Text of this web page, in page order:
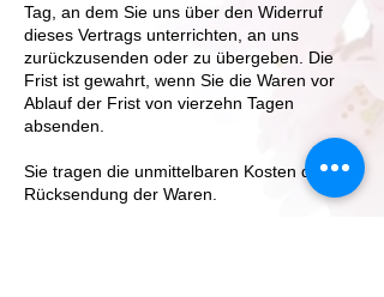
Tag, an dem Sie uns über den Widerruf
dieses Vertrags unterrichten, an uns
zurückzusenden oder zu übergeben. Die
Frist ist gewahrt, wenn Sie die Waren vor
Ablauf der Frist von vierzehn Tagen
absenden.
Sie tragen die unmittelbaren Kosten der
Rücksendung der Waren.